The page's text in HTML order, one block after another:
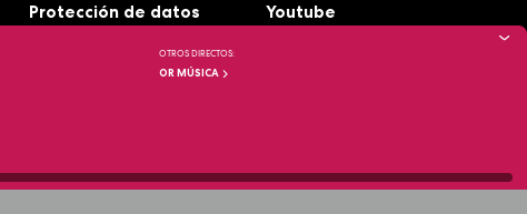
Protección de datos
Youtube
OTROS DIRECTOS:
OR MÚSICA